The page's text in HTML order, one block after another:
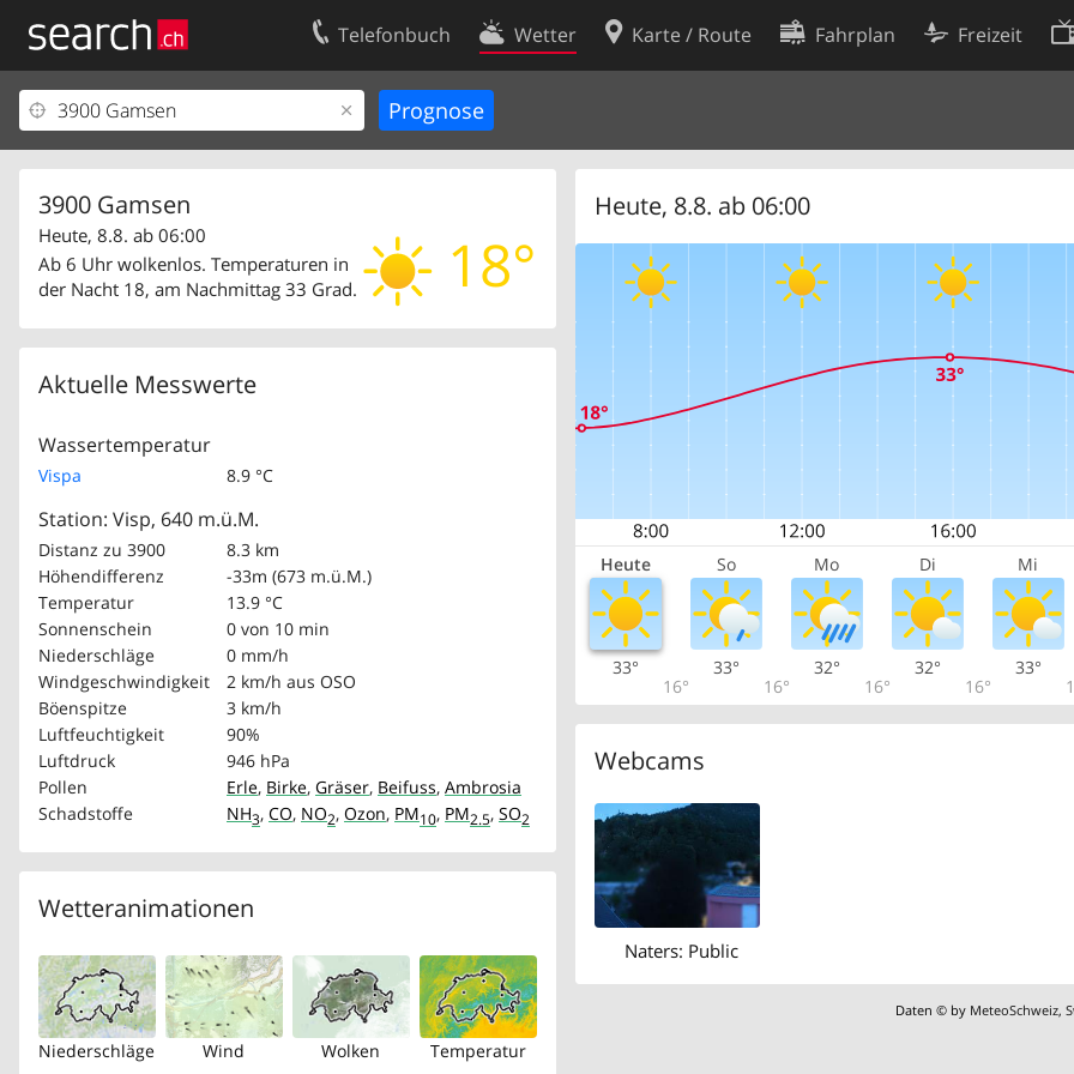
Telefonbuch Wetter Karte / Route Fahrplan Freizeit
3900 Gamsen
18°
Heute, 8.8. ab 06:00
Ab 6 Uhr wolkenlos. Temperaturen in
der Nacht 18, am Nachmittag 33 Grad.
Aktuelle Messwerte
Wassertemperatur
Vispa 8.9 °C
Station: Visp, 640 m.ü.M.
Distanz zu 3900
8.3 km
Höhendifferenz
-33m (673 m.ü.M.)
Temperatur
13.9 °C
Sonnenschein
0 von 10 min
Niederschläge
0 mm/h
Windgeschwindigkeit
2 km/h aus OSO
Böenspitze
3 km/h
Luftfeuchtigkeit
90%
Luftdruck
946 hPa
Pollen
Erle, Birke, Gräser, Beifuss, Ambrosia
Schadstoffe
NH3, CO, NO2, Ozon, PM10, PM2.5, SO2
Wetteranimationen
Niederschläge Wind Wolken Temperatur
Heute, 8.8. ab 06:00
Heute So Mo Di Mi
33°
16°
33°
16°
32°
16°
32°
16°
33°
Webcams
Naters: Public
Daten © by MeteoSchweiz,
Ihr Eintrag
Kundencenter Geschäftskunden
Kontakt
Nutzungsbedingungen
Cookie-Einstellungen